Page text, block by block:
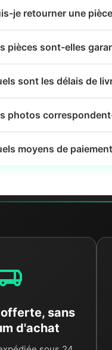
je retourner une
pièces sont-elles
sont les délais de
photos
moyens de
sans
d'achat